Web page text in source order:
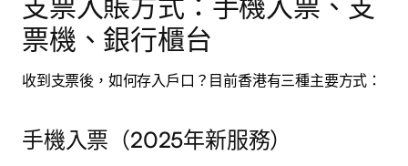
票機、銀行櫃台
收到支票後，如何存入戶口？目前香港有三種主要方式：
手機入票（2025年新服務）